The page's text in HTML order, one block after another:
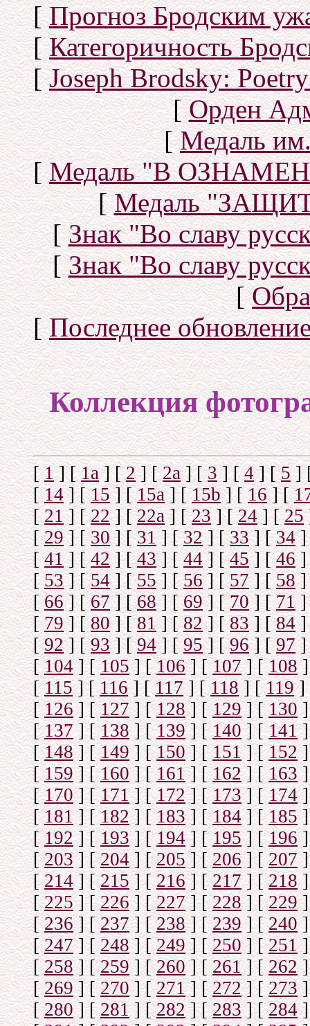
[Прогноз Бродским
[Категоричность
[Joseph Brodsky:
[Орден
[Медаль
[Медаль "В
[Медаль
[Знак "Во славу
[Знак "Во славу
[
[Последнее
Коллекция
[1] [1а] [2] [2а] [3] [4] [5]
[14] [15] [15a] [15b] [16] [
[21] [22] [22a] [23] [24] [25
[29] [30] [31] [32] [33] [34]
[41] [42 ] [43] [44] [45] [46]
[53] [54] [55] [56] [57] [58]
[66] [67] [68] [69] [70] [71]
[79] [80] [81] [82] [83] [84]
[92] [93] [94] [95] [96] [97]
[104] [105] [106] [107] [108]
[115] [116] [117] [118] [119]
[126] [127] [128] [129] [ 130]
[137] [138] [139] [140] [141]
[148] [149] [150] [151] [152]
[159] [160] [161] [162] [163]
[170] [171] [172] [173] [174]
[181] [182] [183] [184] [ 185]
[192] [193] [194] [195] [196]
[203] [204] [205] [206] [207]
[214] [215] [216] [217] [218]
[225] [226] [227] [228] [229]
[236] [237] [238] [239] [240]
[247] [248] [249] [250] [251]
[258] [259] [260] [261] [262]
[269] [270] [271] [272] [273]
[280] [281] [282] [283] [284]